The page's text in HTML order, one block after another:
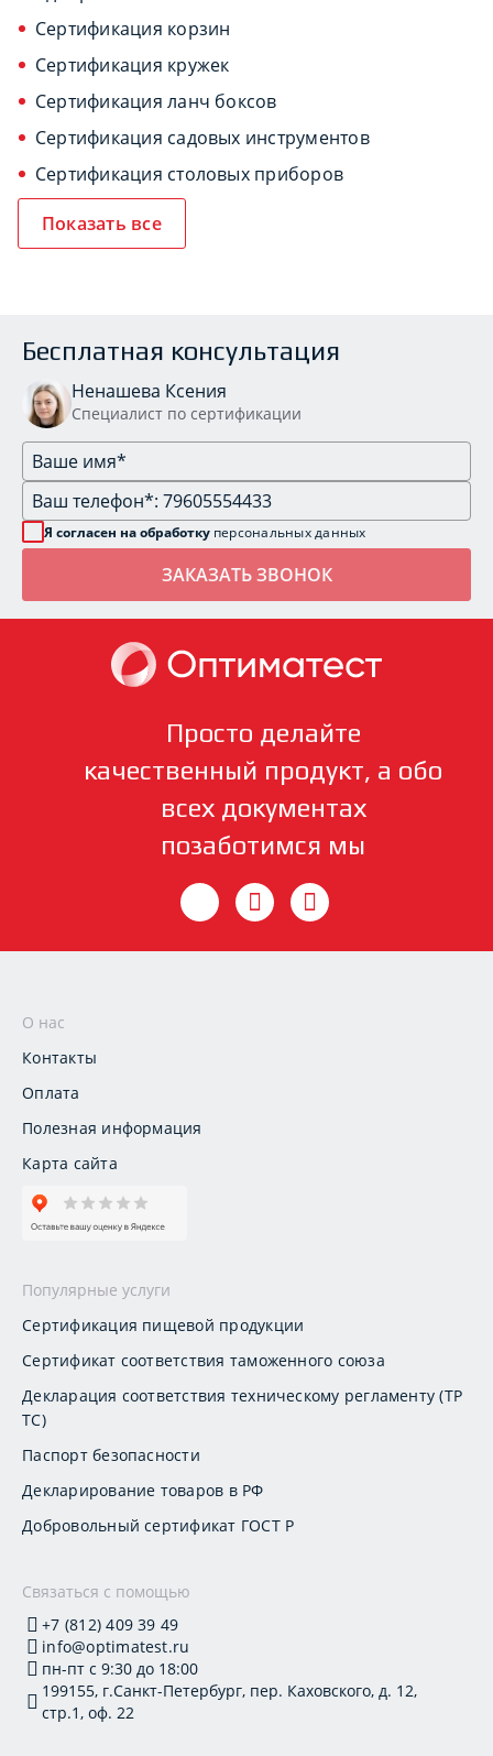
Сертификация корзин
Сертификация кружек
Сертификация ланч боксов
Сертификация садовых инструментов
Сертификация столовых приборов
Показать все
Бесплатная консультация
Ненашева Ксения
Специалист по сертификации
Я согласен на обработку персональных данных
Просто делайте
качественный продукт, а обо
всех документах
позаботимся мы
О нас
Контакты
Оплата
Полезная информация
Карта сайта
Популярные услуги
Сертификация пищевой продукции
Сертификат соответствия таможенного союза
Декларация соответствия техническому регламенту (ТР
ТС)
Паспорт безопасности
Декларирование товаров в РФ
Добровольный сертификат ГОСТ Р
Связаться с помощью
+7 (812) 409 39 49
info@optimatest.ru
пн-пт с 9:30 до 18:00
199155, г.Санкт-Петербург, пер. Каховского, д. 12,
стр.1, оф. 22